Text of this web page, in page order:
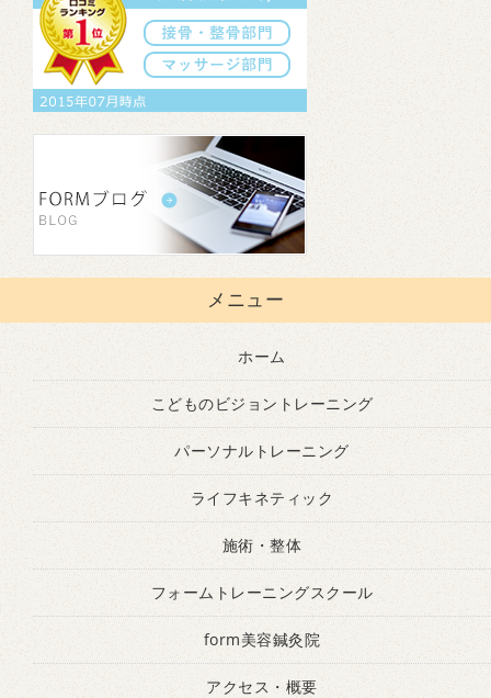
メニュー
ホーム
こどものビジョントレーニング
パーソナルトレーニング
ライフキネティック
施術・整体
フォームトレーニングスクール
form美容鍼灸院
アクセス・概要